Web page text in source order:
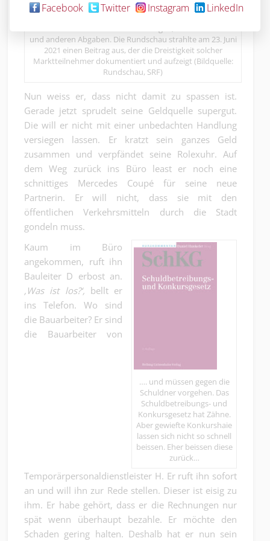
gewisser ‚Unternehmer‘ und Firmenbestatter ist beispiellos.
Sie hinterlassen als Wirtschaftskriminelle Millionenschäden
und anderen Abgaben. Die Rundschau strahlte am 23. Juni
2021 einen Beitrag aus, der die Dreistigkeit solcher
Marktteilnehmer dokumentiert und aufzeigt (Bildquelle:
Rundschau, SRF)
Nun weiss er, dass nicht damit zu spassen ist.
Gerade jetzt sprudelt seine Geldquelle supergut.
Die will er nicht mit einer unbedachten Handlung
versiegen lassen. Er kratzt sein ganzes Geld
zusammen und verpfändet seine Rolexuhr. Auf
dem Weg zurück ins Büro least er noch eine
schnittiges Mercedes Coupé für seine neue
Partnerin. Er will nicht, dass sie mit den
öffentlichen Verkehrsmitteln durch die Stadt
gondeln muss.
…. und müssen gegen die
Schuldner vorgehen. Das
Schuldbetreibungs- und
Konkursgesetz hat Zähne.
Aber gewiefte Konkurshaie
lassen sich nicht so schnell
beissen. Eher beissen diese
zurück…
Kaum im Büro
angekommen, ruft ihn
Bauleiter D erbost an.
‚Was ist los?‘, bellt er
ins Telefon. Wo sind
die Bauarbeiter? Er sind
die Bauarbeiter von
Temporärpersonaldienstleister H. Er ruft ihn sofort
an und will ihn zur Rede stellen. Dieser ist eisig zu
ihm. Er habe gehört, dass er die Rechnungen nur
spät wenn überhaupt bezahle. Er möchte den
Schaden gering halten. Deshalb hat er nun sein
Facebook Twitter Instagram LinkedIn